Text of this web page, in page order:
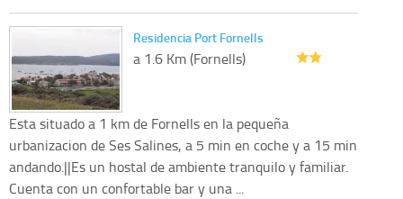
Residencia Port Fornells
a 1.6 Km (Fornells)
Esta situado a 1 km de Fornells en la pequeña
urbanizacion de Ses Salines, a 5 min en coche y a 15 min
andando.||Es un hostal de ambiente tranquilo y familiar.
Cuenta con un confortable bar y una ...